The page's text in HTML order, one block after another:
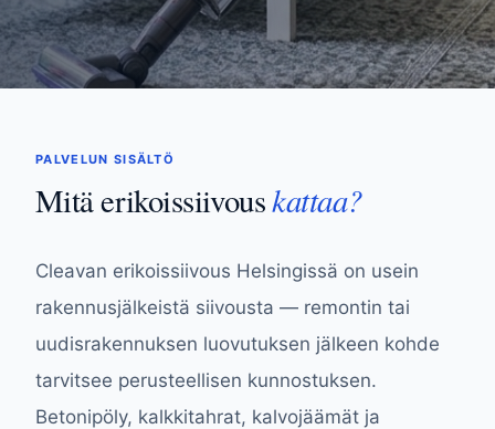
PALVELUN SISÄLTÖ
Mitä erikoissiivouskattaa?
Cleavan erikoissiivous Helsingissä on usein
rakennusjälkeistä siivousta — remontin tai
uudisrakennuksen luovutuksen jälkeen kohde
tarvitsee perusteellisen kunnostuksen.
Betonipöly, kalkkitahrat, kalvojäämät ja